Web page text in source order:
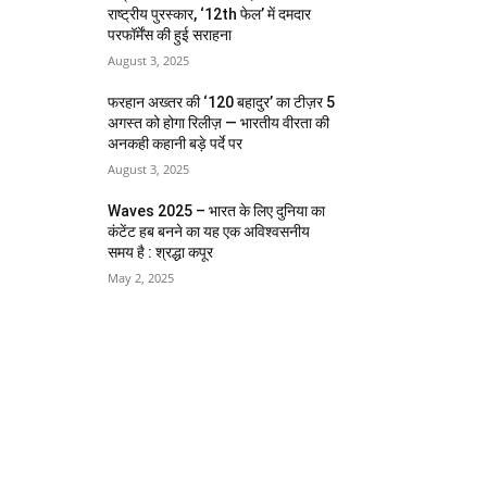
राष्ट्रीय पुरस्कार, ‘12th फेल’ में दमदार
परफॉर्मेंस की हुई सराहना
August 3, 2025
फरहान अख्तर की ‘120 बहादुर’ का टीज़र 5
अगस्त को होगा रिलीज़ — भारतीय वीरता की
अनकही कहानी बड़े पर्दे पर
August 3, 2025
Waves 2025 – भारत के लिए दुनिया का
कंटेंट हब बनने का यह एक अविश्वसनीय
समय है : श्रद्धा कपूर
May 2, 2025